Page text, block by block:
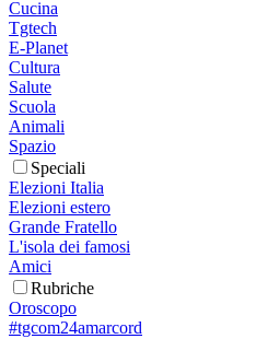
Cucina
Tgtech
E-Planet
Cultura
Salute
Scuola
Animali
Spazio
Speciali
Elezioni Italia
Elezioni estero
Grande Fratello
L'isola dei famosi
Amici
Rubriche
Oroscopo
#tgcom24amarcord